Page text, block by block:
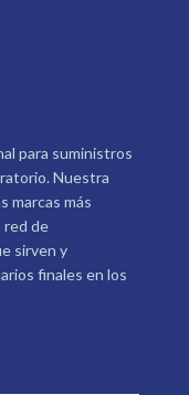
para suministros
Nuestra
marcas más
red de
sirven y
finales en los